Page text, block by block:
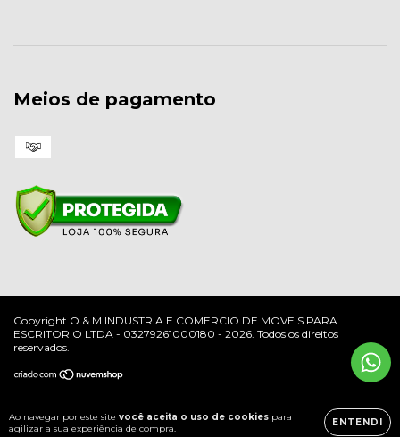
Ao navegar por este site você aceita o uso de cookies para
agilizar a sua experiência de compra.
ENTENDI
Meios de pagamento
Copyright O & M INDUSTRIA E COMERCIO DE MOVEIS PARA
ESCRITORIO LTDA - 03279261000180 - 2026. Todos os direitos
reservados.